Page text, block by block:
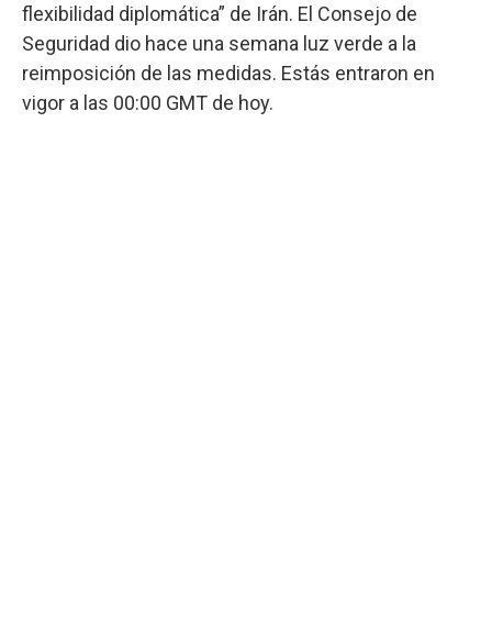
flexibilidad diplomática” de Irán. El Consejo de
Seguridad dio hace una semana luz verde a la
reimposición de las medidas. Estás entraron en
vigor a las 00:00 GMT de hoy.